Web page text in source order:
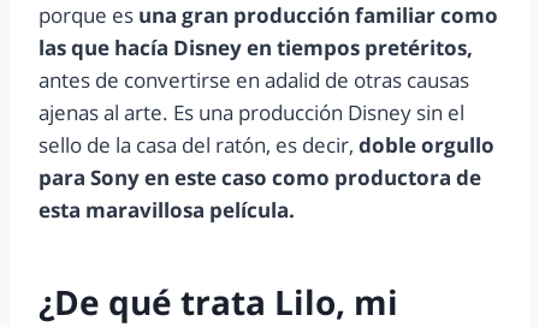
porque es una gran producción familiar como
las que hacía Disney en tiempos pretéritos,
antes de convertirse en adalid de otras causas
ajenas al arte. Es una producción Disney sin el
sello de la casa del ratón, es decir, doble orgullo
para Sony en este caso como productora de
esta maravillosa película.
¿De qué trata Lilo, mi